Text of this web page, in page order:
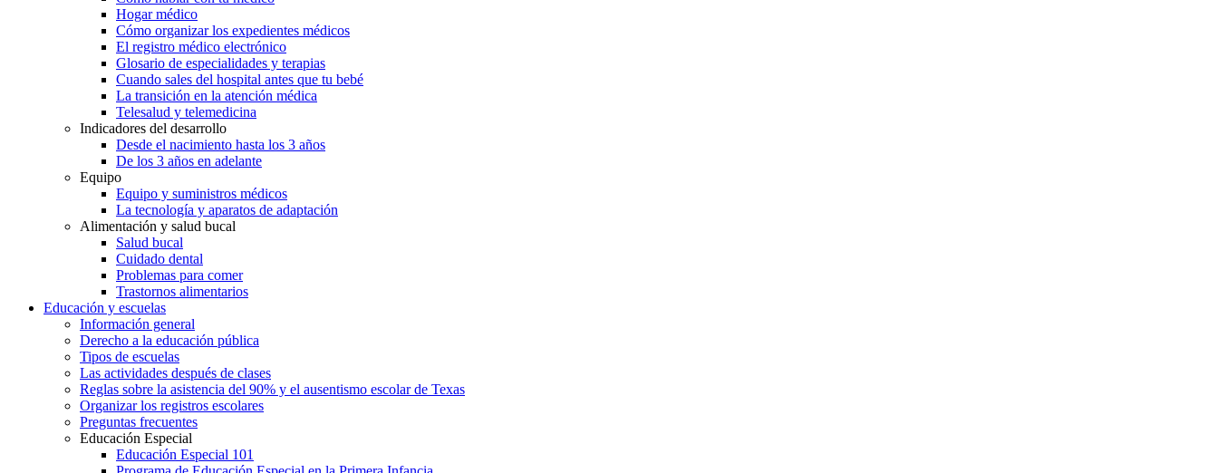
Hogar médico
Cómo organizar los expedientes médicos
El registro médico electrónico
Glosario de especialidades y terapias
Cuando sales del hospital antes que tu bebé
La transición en la atención médica
Telesalud y telemedicina
Indicadores del desarrollo
Desde el nacimiento hasta los 3 años
De los 3 años en adelante
Equipo
Equipo y suministros médicos
La tecnología y aparatos de adaptación
Alimentación y salud bucal
Salud bucal
Cuidado dental
Problemas para comer
Trastornos alimentarios
Educación y escuelas
Información general
Derecho a la educación pública
Tipos de escuelas
Las actividades después de clases
Reglas sobre la asistencia del 90% y el ausentismo escolar de Texas
Organizar los registros escolares
Preguntas frecuentes
Educación Especial
Educación Especial 101